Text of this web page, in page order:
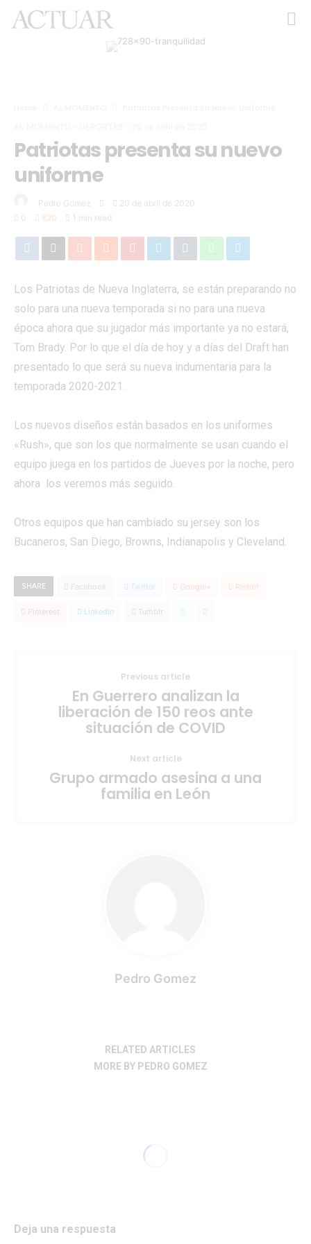
Patriotas presenta su nuevo
uniforme
Pedro Gomez
20 de abril de 2020
0
820 1 min read
Los Patriotas de Nueva Inglaterra, se están preparando no
solo para una nueva temporada si no para una nueva
época ahora que su jugador más importante ya no estará,
Tom Brady. Por lo que el día de hoy y a días del Draft han
presentado lo que será su nueva indumentaria para la
temporada 2020-2021.
Los nuevos diseños están basados en los uniformes
«Rush», que son los que normalmente se usan cuando el
equipo juega en los partidos de Jueves por la noche, pero
ahora los veremos más seguido.
Otros equipos que han cambiado su jersey son los
Bucaneros, San Diego, Browns, Indianapolis y Cleveland.
SHARE Facebook Twitter Google+ Reddit
Pinterest Linkedin Tumblr
Previous article
En Guerrero analizan la
liberación de 150 reos ante
situación de COVID
Next article
Grupo armado asesina a una
familia en León
Pedro Gomez
RELATED ARTICLES
MORE BY PEDRO GOMEZ
Deja una respuesta